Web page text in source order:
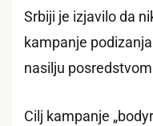
Srbiji je izjavilo da
kampanje
nasilju
Cilj kampanje